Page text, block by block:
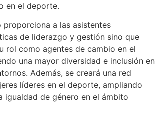
en el deporte.
proporciona a las asistentes
de liderazgo y gestión sino que
rol como agentes de cambio en el
una mayor diversidad e inclusión en
Además, se creará una red
líderes en el deporte, ampliando
igualdad de género en el ámbito